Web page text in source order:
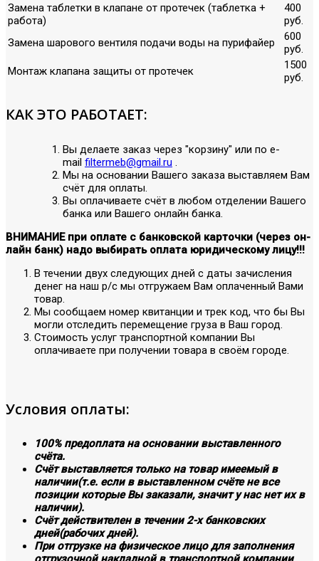
Замена таблетки в клапане от протечек (таблетка +
работа)
400
руб.
Замена шарового вентиля подачи воды на пурифайер
600
руб.
Монтаж клапана защиты от протечек
1500
руб.
КАК ЭТО РАБОТАЕТ:
Вы делаете заказ через "корзину" или по е-
mail filtermeb@gmail.ru .
Мы на основании Вашего заказа выставляем Вам
счёт для оплаты.
Вы оплачиваете счёт в любом отделении Вашего
банка или Вашего онлайн банка.
ВНИМАНИЕ при оплате с банковской карточки (через он-
лайн банк) надо выбирать оплата юридическому лицу!!!
В течении двух следующих дней с даты зачисления
денег на наш р/с мы отгружаем Вам оплаченный Вами
товар.
Мы сообщаем номер квитанции и трек код, что бы Вы
могли отследить перемещение груза в Ваш город.
Стоимость услуг транспортной компании Вы
оплачиваете при получении товара в своём городе.
Условия оплаты:
100% предоплата на основании выставленного
счёта.
Счёт выставляется только на товар имеемый в
наличии(т.е. если в выставленном счёте не все
позиции которые Вы заказали, значит у нас нет их в
наличии).
Счёт действителен в течении 2-х банковских
дней(рабочих дней).
При отгрузке на физическое лицо для заполнения